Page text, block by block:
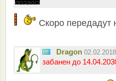
Скоро передадут
Dragon
забанен до